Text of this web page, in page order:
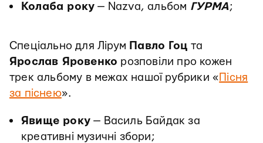
Колаба року — Nazva, альбом ГУРМА;
Спеціально для Лірум Павло Гоцта
Ярослав Яровенко розповіли про кожен
трек альбому в межах нашої рубрики « Пісня
за піснею».
Явище року — Василь Байдак за
креативні музичні збори;